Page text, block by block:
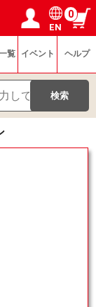
EN
0
覧 イベント ヘルプ